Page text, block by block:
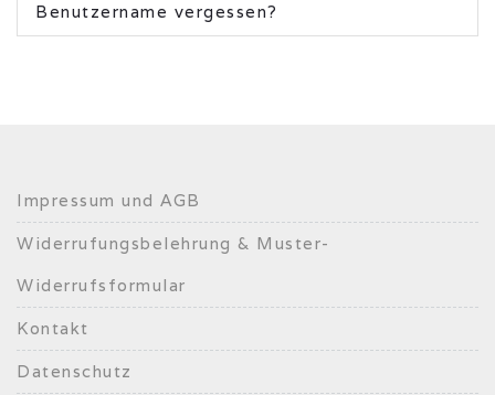
Benutzername vergessen?
Impressum und AGB
Widerrufungsbelehrung & Muster-
Widerrufsformular
Kontakt
Datenschutz